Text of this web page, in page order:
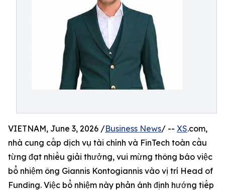
VIETNAM, June 3, 2026 /Business News/ -- XS.com,
nhà cung cấp dịch vụ tài chính và FinTech toàn cầu
từng đạt nhiều giải thưởng, vui mừng thông báo việc
bổ nhiệm ông Giannis Kontogiannis vào vị trí Head of
Funding. Việc bổ nhiệm này phản ánh định hướng tiếp